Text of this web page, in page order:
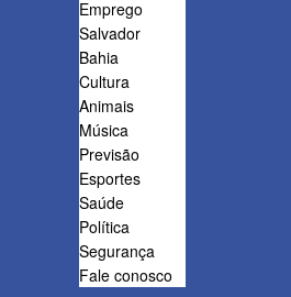
Emprego
Salvador
Bahia
Cultura
Animais
Música
Previsão
Esportes
Saúde
Política
Segurança
Fale conosco